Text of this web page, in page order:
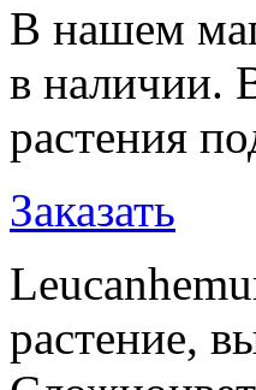
В нашем
в наличии.
растения
Заказать
растение,